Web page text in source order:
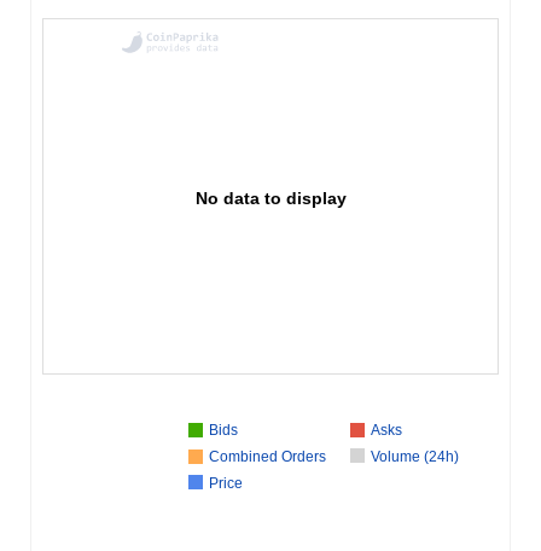
No data to display
Bids
Asks
Combined Orders
Volume (24h)
Price